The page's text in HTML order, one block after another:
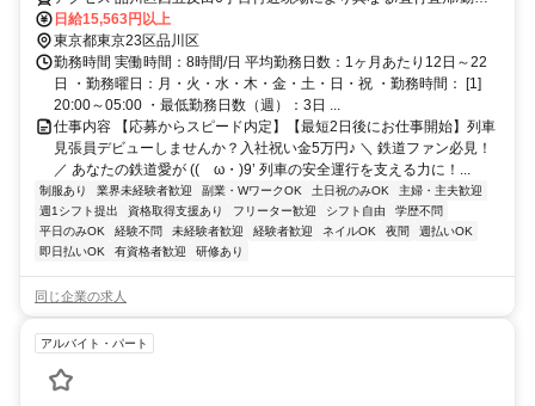
地相談可■電話面接■来社不要
日給15,563円以上
東京都東京23区品川区
勤務時間 実働時間：8時間/日 平均勤務日数：1ヶ月あたり12日～22
日 ・勤務曜日：月・火・水・木・金・土・日・祝 ・勤務時間： [1]
20:00～05:00 ・最低勤務日数（週）：3日 ...
仕事内容 【応募からスピード内定】【最短2日後にお仕事開始】列車
見張員デビューしませんか？入社祝い金5万円♪ ＼ 鉄道ファン必見！
／ あなたの鉄道愛が ((ゝω・)9’ 列車の安全運行を支える力に！...
制服あり 業界未経験者歓迎 副業・WワークOK 土日祝のみOK
主婦・主夫歓迎
週1シフト提出
資格取得支援あり フリーター歓迎 シフト自由
学歴不問
平日のみOK
経験不問 未経験者歓迎 経験者歓迎 ネイルOK 夜間
週払いOK
即日払いOK
有資格者歓迎 研修あり
同じ企業の求人
アルバイト・パート